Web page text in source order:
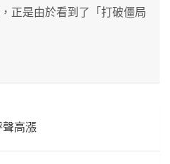
正是由於看到了「打破僵局
聲高漲